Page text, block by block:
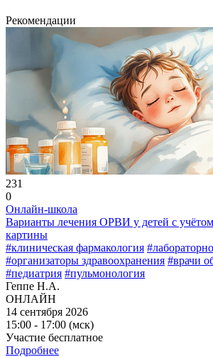
Рекомендации
231
0
Онлайн-школа
Варианты лечения ОРВИ у детей с
картины
#клиническая фармакология
#организаторы здравоохранения #врачи
#педиатрия #пульмонология
Геппе Н.А.
ОНЛАЙН
14 сентября 2026
15:00 - 17:00 (мск)
Участие бесплатное
Подробнее